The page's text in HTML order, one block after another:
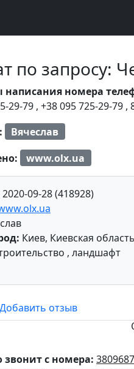
по запросу:
написания номера
29-79 , +38 095 725-29-79 ,
Вячеслав
www.olx.ua
2020-09-28 (418928)
Киев, Киевская
, ландшафт
Добавить отзыв
звонит с номера: